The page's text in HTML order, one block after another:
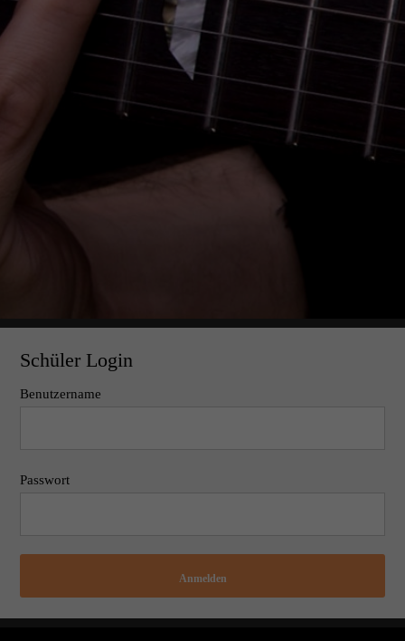
Schüler Login
Benutzername
Passwort
Anmelden